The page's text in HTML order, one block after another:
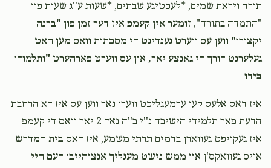
תורה ויראת שמים, *לעכטיגע שבתים, *שעות ע''ג שעות פון
"התמדה בתורה", זומער אין קעמפ איז דער זמן פון "ברנה
יקצורו" ווען עס ווערט גענדיגט די מסכתות וואס מען האט
געלערנט דורך די גאנצע יאר, און עס ווערט פארהערט "ותלמודו
בידו
איז דאס אלעס קען ערמעגליכט ווערן נאר ווען עס איז דא הרחבת
הדעת פאר תלמידי הישיבה נ''י ב''ה נאך 2 יאר וואס די קעמפ
איז געקויפט געווארן בדמים תרתי משמע, איז דאס בית המדרש
אויס געוואקס'ן און ממש נישט מעגליך אנצוהייבן דעם היי